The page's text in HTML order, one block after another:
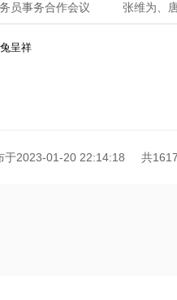
员事务合作会议 张维为、
呈祥
于2023-01-20 22:14:18 共